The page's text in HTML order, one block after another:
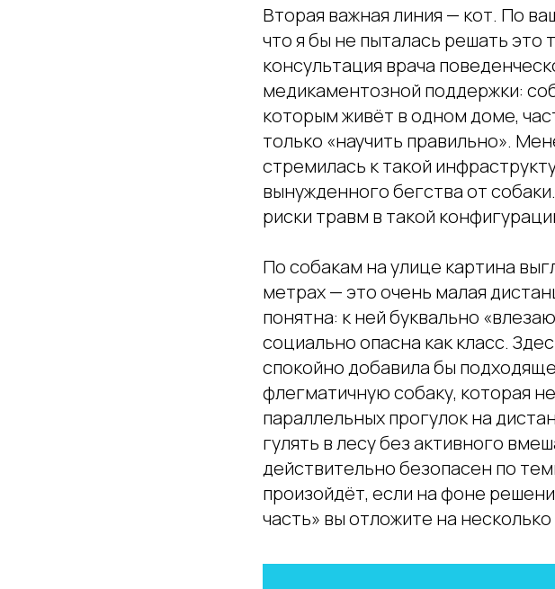
Вторая важная линия — кот. По
что я бы не пыталась решать это
консультация врача
медикаментозной поддержки:
которым живёт в одном доме,
только «научить правильно».
стремилась к такой
вынужденного бегства от
риски травм в такой
По собакам на улице картина
метрах — это очень малая
понятна: к ней буквально
социально опасна как класс.
спокойно добавила бы
флегматичную собаку, которая
параллельных прогулок на
гулять в лесу без активного
действительно безопасен по
произойдёт, если на фоне
часть» вы отложите на